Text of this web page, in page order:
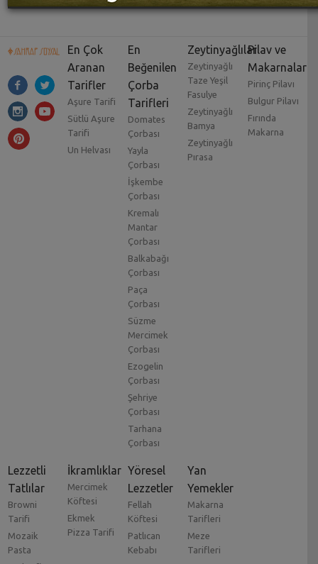
En Çok
Aranan
Tarifler
Aşure Tarifi
Sütlü Aşure
Tarifi
Un Helvası
En
Beğenilen
Çorba
Tarifleri
Domates
Çorbası
Yayla
Çorbası
İşkembe
Çorbası
Kremalı
Mantar
Çorbası
Balkabağı
Çorbası
Paça
Çorbası
Süzme
Mercimek
Çorbası
Ezogelin
Çorbası
Şehriye
Çorbası
Tarhana
Çorbası
Zeytinyağlılar
Zeytinyağlı
Taze Yeşil
Fasulye
Zeytinyağlı
Bamya
Zeytinyağlı
Pırasa
Pilav ve
Makarnalar
Pirinç Pilavı
Bulgur Pilavı
Fırında
Makarna
Lezzetli
Tatlılar
Browni
Tarifi
Mozaik
Pasta
İkramlıklar
Mercimek
Köftesi
Ekmek
Pizza Tarifi
Yöresel
Lezzetler
Fellah
Köftesi
Patlıcan
Kebabı
Yan
Yemekler
Makarna
Tarifleri
Meze
Tarifleri